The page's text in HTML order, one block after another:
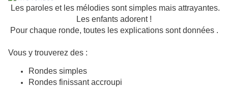
Les paroles et les mélodies sont simples mais attrayantes.
Les enfants adorent !
Pour chaque ronde, toutes les explications sont données .
Vous y trouverez des :
Rondes simples
Rondes finissant accroupi